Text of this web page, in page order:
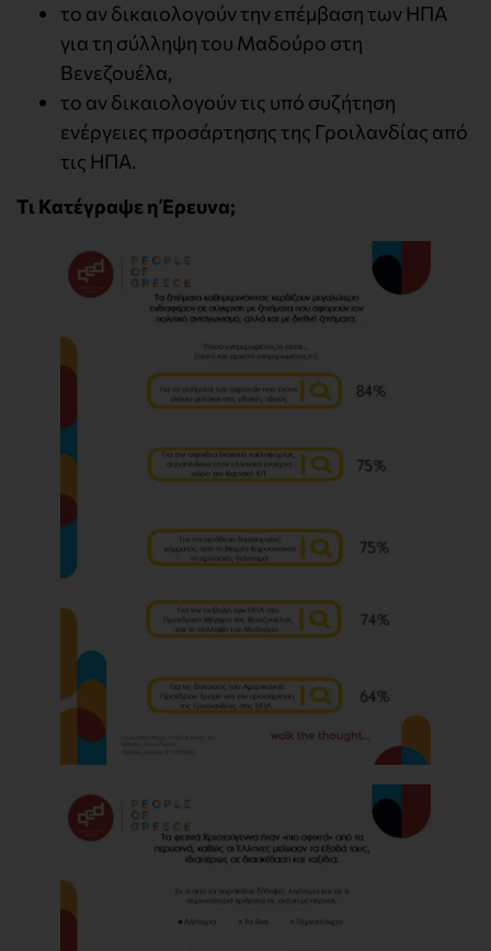
το αν δικαιολογούν την επέμβαση των ΗΠΑ
για τη σύλληψη του Μαδούρο στη
Βενεζουέλα,
το αν δικαιολογούν τις υπό συζήτηση
ενέργειες προσάρτησης της Γροιλανδίας από
τις ΗΠΑ.
Τι Κατέγραψε η Έρευνα;